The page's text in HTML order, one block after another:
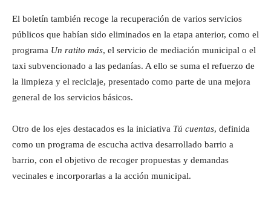
El boletín también recoge la recuperación de varios servicios
públicos que habían sido eliminados en la etapa anterior, como el
programa Un ratito más, el servicio de mediación municipal o el
taxi subvencionado a las pedanías. A ello se suma el refuerzo de
la limpieza y el reciclaje, presentado como parte de una mejora
general de los servicios básicos.
Otro de los ejes destacados es la iniciativa Tú cuentas, definida
como un programa de escucha activa desarrollado barrio a
barrio, con el objetivo de recoger propuestas y demandas
vecinales e incorporarlas a la acción municipal.